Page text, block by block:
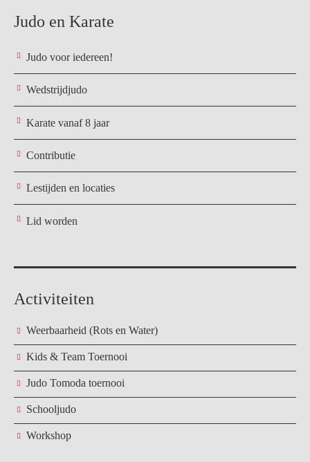
Judo en Karate
Judo voor iedereen!
Wedstrijdjudo
Karate vanaf 8 jaar
Contributie
Lestijden en locaties
Lid worden
Activiteiten
Weerbaarheid (Rots en Water)
Kids & Team Toernooi
Judo Tomoda toernooi
Schooljudo
Workshop